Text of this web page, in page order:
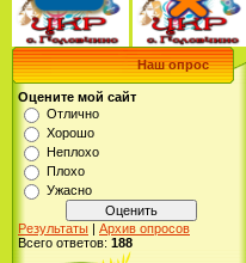
Наш опрос
Оцените мой сайт
Отлично
Хорошо
Неплохо
Плохо
Ужасно
Результаты | Архив опросов
Всего ответов: 188